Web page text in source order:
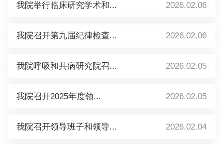
我院举行临床研究学术和... 2026.02.06
我院召开第九届纪律检查... 2026.02.06
我院呼吸和共病研究院召... 2026.02.05
我院召开2025年度领... 2026.02.05
我院召开领导班子和领导... 2026.02.04